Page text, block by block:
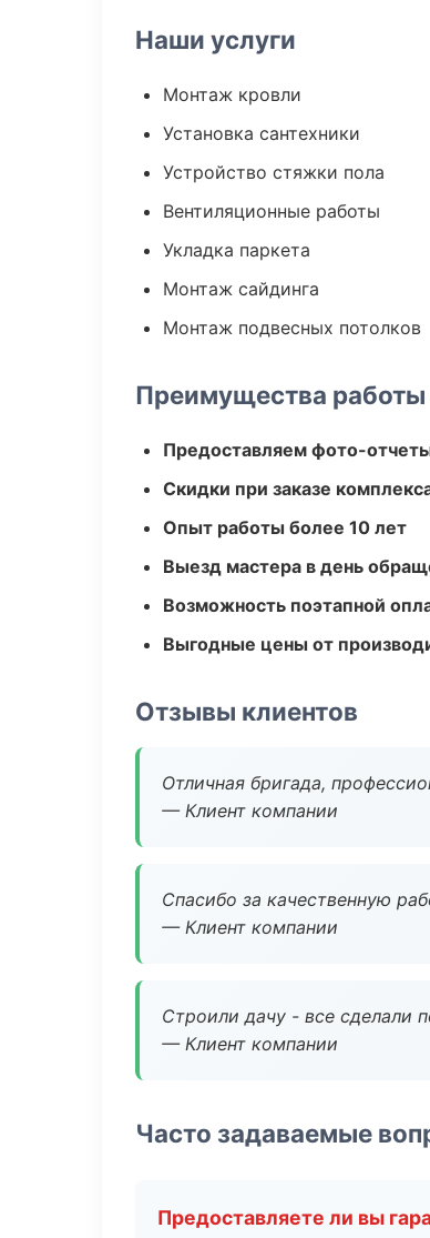
Наши услуги
Монтаж кровли
Установка сантехники
Устройство стяжки пола
Вентиляционные работы
Укладка паркета
Монтаж сайдинга
Монтаж подвесных потолков
Преимущества работы
Предоставляем фото-
Скидки при заказе
Опыт работы более 10 лет
Выезд мастера в день
Возможность поэтапной
Выгодные цены от
Отзывы клиентов
Отличная бригада,
— Клиент компании
Спасибо за качественную
— Клиент компании
Строили дачу - все сделали
— Клиент компании
Часто задаваемые
Предоставляете ли вы